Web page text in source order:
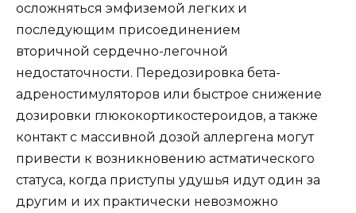
осложняться эмфиземой легких и
последующим присоединением
вторичной сердечно-легочной
недостаточности. Передозировка бета-
адреностимуляторов или быстрое снижение
дозировки глюкокортикостероидов, а также
контакт с массивной дозой аллергена могут
привести к возникновению астматического
статуса, когда приступы удушья идут один за
другим и их практически невозможно